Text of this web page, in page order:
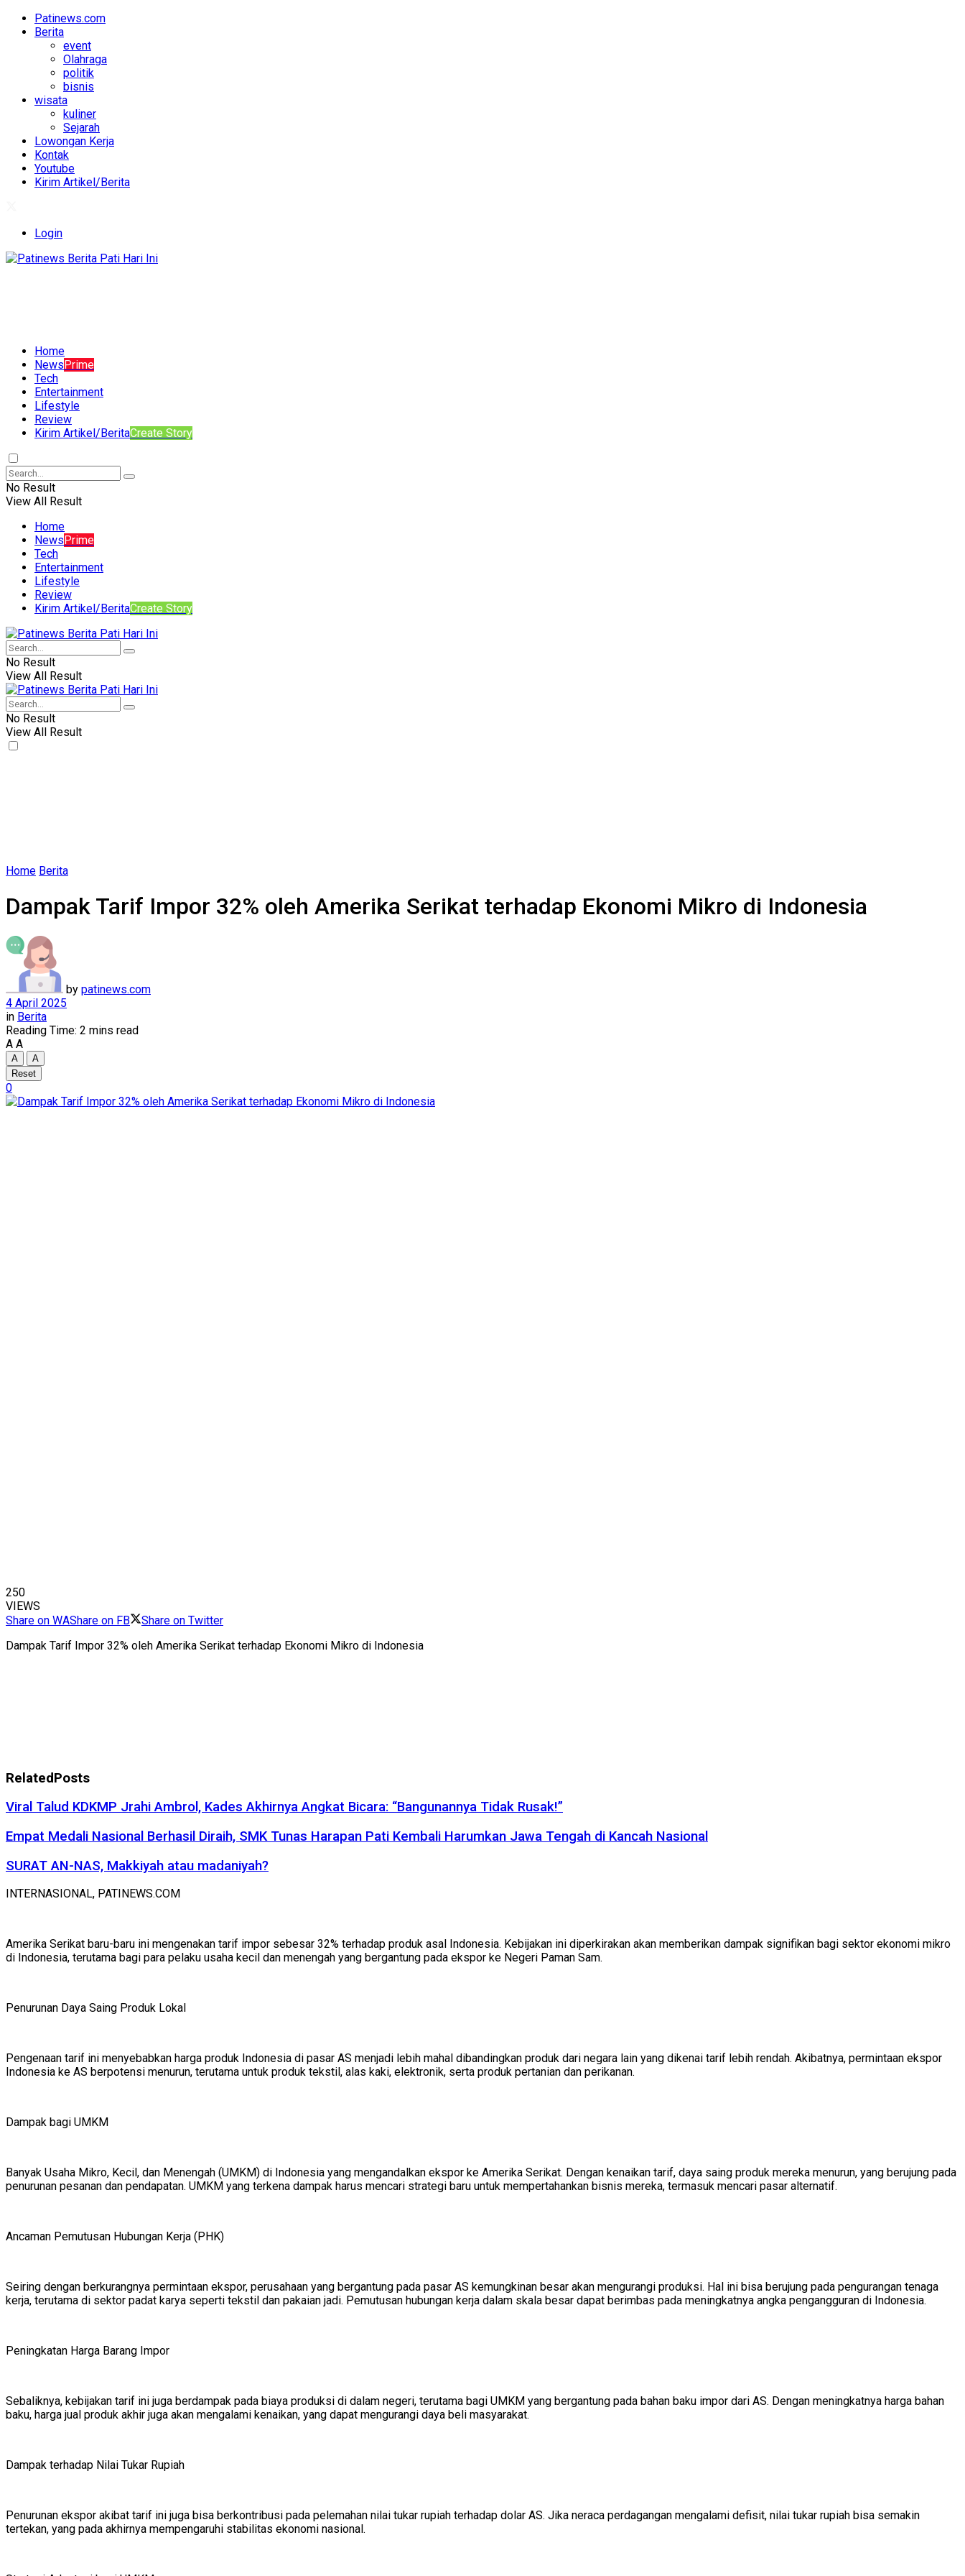
Patinews.com
Berita
event
Olahraga
politik
bisnis
wisata
kuliner
Sejarah
Lowongan Kerja
Kontak
Youtube
Kirim Artikel/Berita
Login
Home
NewsPrime
Tech
Entertainment
Lifestyle
Review
Kirim Artikel/BeritaCreate Story
No Result
View All Result
Home
NewsPrime
Tech
Entertainment
Lifestyle
Review
Kirim Artikel/BeritaCreate Story
No Result
View All Result
No Result
View All Result
Home Berita
Dampak Tarif Impor 32% oleh Amerika Serikat terhadap Ekonomi Mikro di Indonesia
by patinews.com
4 April 2025
in Berita
Reading Time: 2 mins read
A A
A
A
Reset
0
250
VIEWS
Share on WAShare on FB
Share on Twitter
Dampak Tarif Impor 32% oleh Amerika Serikat terhadap Ekonomi Mikro di Indonesia
RelatedPosts
Viral Talud KDKMP Jrahi Ambrol, Kades Akhirnya Angkat Bicara: “Bangunannya Tidak Rusak!”
Empat Medali Nasional Berhasil Diraih, SMK Tunas Harapan Pati Kembali Harumkan Jawa Tengah di Kancah Nasional
SURAT AN-NAS, Makkiyah atau madaniyah?
INTERNASIONAL, PATINEWS.COM
Amerika Serikat baru-baru ini mengenakan tarif impor sebesar 32% terhadap produk asal Indonesia. Kebijakan ini diperkirakan akan memberikan dampak signifikan bagi sektor ekonomi mikro
di Indonesia, terutama bagi para pelaku usaha kecil dan menengah yang bergantung pada ekspor ke Negeri Paman Sam.
Penurunan Daya Saing Produk Lokal
Pengenaan tarif ini menyebabkan harga produk Indonesia di pasar AS menjadi lebih mahal dibandingkan produk dari negara lain yang dikenai tarif lebih rendah. Akibatnya, permintaan ekspor
Indonesia ke AS berpotensi menurun, terutama untuk produk tekstil, alas kaki, elektronik, serta produk pertanian dan perikanan.
Dampak bagi UMKM
Banyak Usaha Mikro, Kecil, dan Menengah (UMKM) di Indonesia yang mengandalkan ekspor ke Amerika Serikat. Dengan kenaikan tarif, daya saing produk mereka menurun, yang berujung pada
penurunan pesanan dan pendapatan. UMKM yang terkena dampak harus mencari strategi baru untuk mempertahankan bisnis mereka, termasuk mencari pasar alternatif.
Ancaman Pemutusan Hubungan Kerja (PHK)
Seiring dengan berkurangnya permintaan ekspor, perusahaan yang bergantung pada pasar AS kemungkinan besar akan mengurangi produksi. Hal ini bisa berujung pada pengurangan tenaga
kerja, terutama di sektor padat karya seperti tekstil dan pakaian jadi. Pemutusan hubungan kerja dalam skala besar dapat berimbas pada meningkatnya angka pengangguran di Indonesia.
Peningkatan Harga Barang Impor
Sebaliknya, kebijakan tarif ini juga berdampak pada biaya produksi di dalam negeri, terutama bagi UMKM yang bergantung pada bahan baku impor dari AS. Dengan meningkatnya harga bahan
baku, harga jual produk akhir juga akan mengalami kenaikan, yang dapat mengurangi daya beli masyarakat.
Dampak terhadap Nilai Tukar Rupiah
Penurunan ekspor akibat tarif ini juga bisa berkontribusi pada pelemahan nilai tukar rupiah terhadap dolar AS. Jika neraca perdagangan mengalami defisit, nilai tukar rupiah bisa semakin
tertekan, yang pada akhirnya mempengaruhi stabilitas ekonomi nasional.